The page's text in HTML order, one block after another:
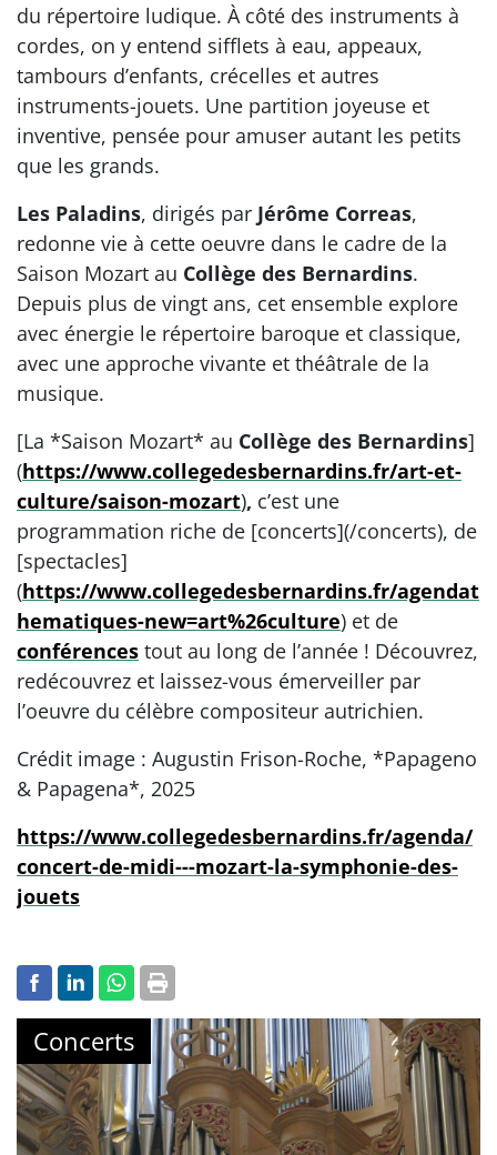
du répertoire ludique. À côté des instruments à
cordes, on y entend sifflets à eau, appeaux,
tambours d’enfants, crécelles et autres
instruments-jouets. Une partition joyeuse et
inventive, pensée pour amuser autant les petits
que les grands.
Les Paladins, dirigés par Jérôme Correas,
redonne vie à cette oeuvre dans le cadre de la
Saison Mozart au Collège des Bernardins.
Depuis plus de vingt ans, cet ensemble explore
avec énergie le répertoire baroque et classique,
avec une approche vivante et théâtrale de la
musique.
[La *Saison Mozart* au Collège des Bernardins]
(https://www.collegedesbernardins.fr/art-et-
culture/saison-mozart), c’est une
programmation riche de [concerts](/concerts), de
[spectacles]
(https://www.collegedesbernardins.fr/agendat
hematiques-new=art%26culture) et de
conférences tout au long de l’année ! Découvrez,
redécouvrez et laissez-vous émerveiller par
l’oeuvre du célèbre compositeur autrichien.
Crédit image : Augustin Frison-Roche, *Papageno
& Papagena*, 2025
https://www.collegedesbernardins.fr/agenda/
concert-de-midi---mozart-la-symphonie-des-
jouets
Concerts